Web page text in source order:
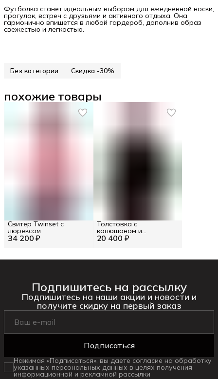
Футболка станет идеальным выбором для ежедневной носки,
прогулок, встреч с друзьями и активного отдыха. Она
гармонично впишется в любой гардероб, дополнив образ
свежестью и легкостью.
Без категории Скидка -30%
похожие товары
34 200 ₽
Свитер Twinset с
люрексом
20 400 ₽
Толстовка с
капюшоном и
логотипом Richmond
Подпишитесь на рассылку
Подпишитесь на наши акции и новости и
получите скидку на первый заказ
Подписаться
Нажимая «Подписаться», вы даете согласие на обработку
указанных персональных данных в целях получения
информационной и рекламной рассылки